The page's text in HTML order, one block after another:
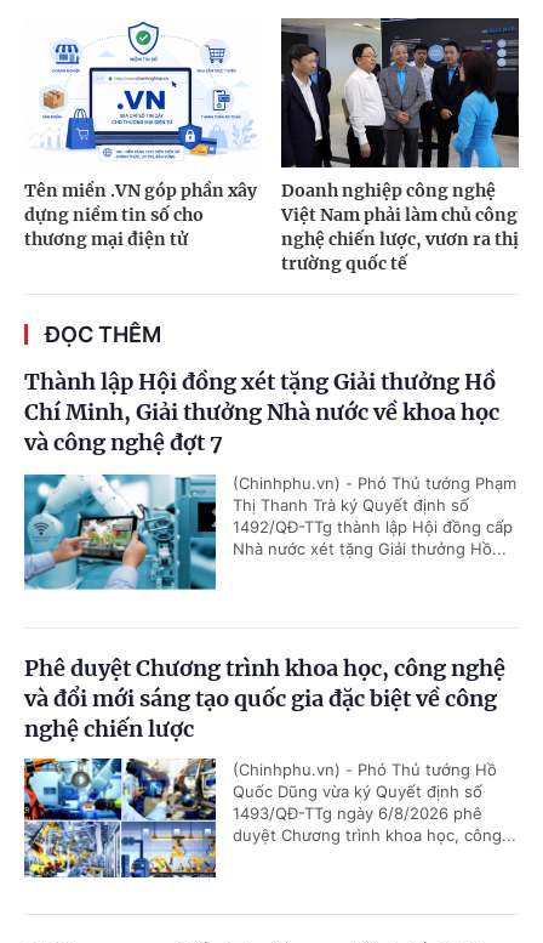
Tên miền .VN góp phần xây
dựng niềm tin số cho
thương mại điện tử
Doanh nghiệp công nghệ
Việt Nam phải làm chủ công
nghệ chiến lược, vươn ra thị
trường quốc tế
ĐỌC THÊM
Thành lập Hội đồng xét tặng Giải thưởng Hồ
Chí Minh, Giải thưởng Nhà nước về khoa học
và công nghệ đợt 7
(Chinhphu.vn) - Phó Thủ tướng Phạm
Thị Thanh Trà ký Quyết định số
1492/QĐ-TTg thành lập Hội đồng cấp
Nhà nước xét tặng Giải thưởng Hồ...
Phê duyệt Chương trình khoa học, công nghệ
và đổi mới sáng tạo quốc gia đặc biệt về công
nghệ chiến lược
(Chinhphu.vn) - Phó Thủ tướng Hồ
Quốc Dũng vừa ký Quyết định số
1493/QĐ-TTg ngày 6/8/2026 phê
duyệt Chương trình khoa học, công...